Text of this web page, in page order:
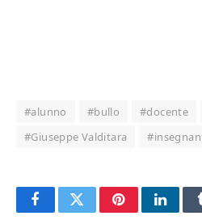
#alunno #bullo #docente
#Giuseppe Valditara
FacebookTwitterPinterest